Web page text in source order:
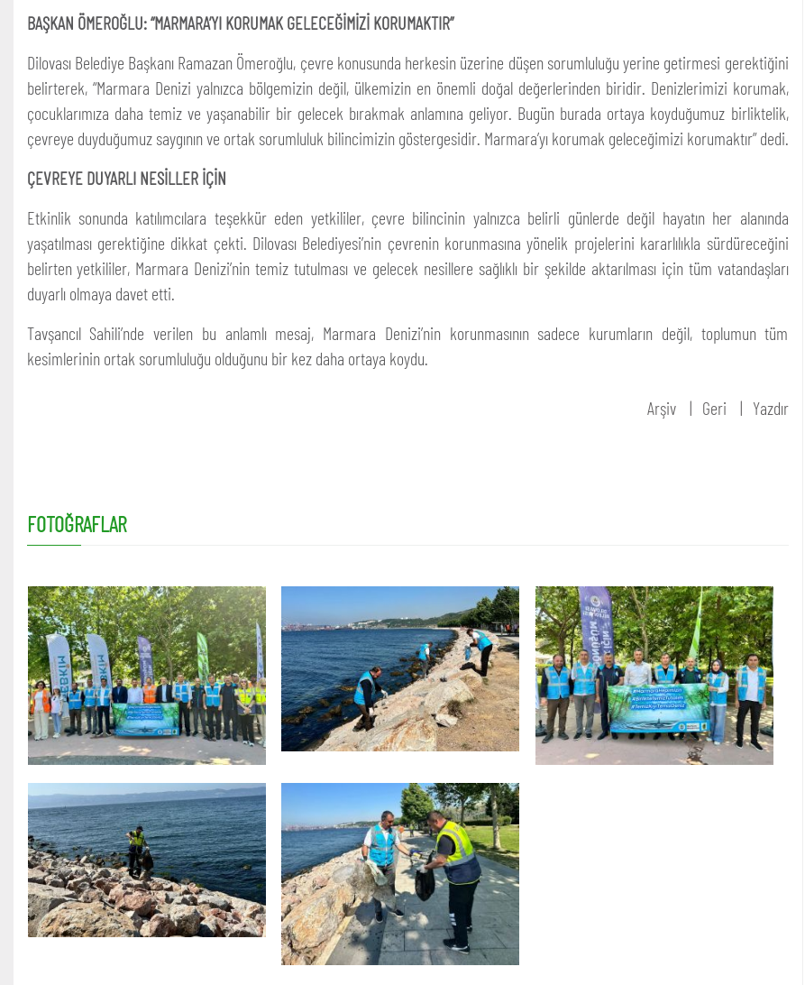
BAŞKAN ÖMEROĞLU: “MARMARA’YI KORUMAK GELECEĞİMİZİ KORUMAKTIR”
Dilovası Belediye Başkanı Ramazan Ömeroğlu, çevre konusunda herkesin üzerine düşen sorumluluğu yerine getirmesi gerektiğini
belirterek, “Marmara Denizi yalnızca bölgemizin değil, ülkemizin en önemli doğal değerlerinden biridir. Denizlerimizi korumak,
çocuklarımıza daha temiz ve yaşanabilir bir gelecek bırakmak anlamına geliyor. Bugün burada ortaya koyduğumuz birliktelik,
çevreye duyduğumuz saygının ve ortak sorumluluk bilincimizin göstergesidir. Marmara’yı korumak geleceğimizi korumaktır” dedi.
ÇEVREYE DUYARLI NESİLLER İÇİN
Etkinlik sonunda katılımcılara teşekkür eden yetkililer, çevre bilincinin yalnızca belirli günlerde değil hayatın her alanında
yaşatılması gerektiğine dikkat çekti. Dilovası Belediyesi’nin çevrenin korunmasına yönelik projelerini kararlılıkla sürdüreceğini
belirten yetkililer, Marmara Denizi’nin temiz tutulması ve gelecek nesillere sağlıklı bir şekilde aktarılması için tüm vatandaşları
duyarlı olmaya davet etti.
Tavşancıl Sahili’nde verilen bu anlamlı mesaj, Marmara Denizi’nin korunmasının sadece kurumların değil, toplumun tüm
kesimlerinin ortak sorumluluğu olduğunu bir kez daha ortaya koydu.
Arşiv Geri Yazdır
FOTOĞRAFLAR